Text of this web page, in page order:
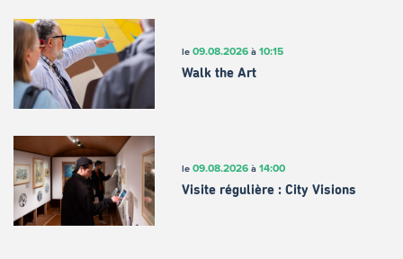
le 09.08.2026à 10:15
Walk the Art
le 09.08.2026à 14:00
Visite régulière : City Visions